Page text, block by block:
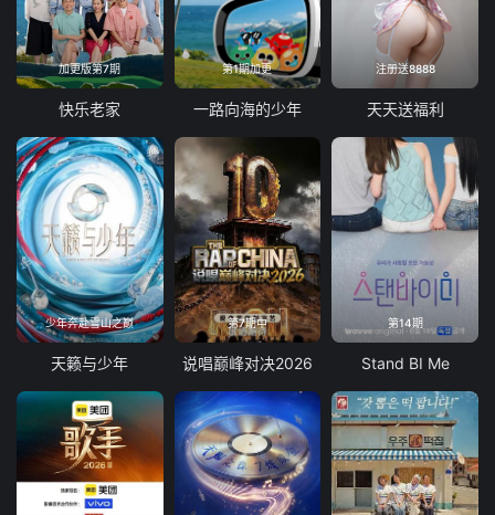
加更版第7期
快乐老家
第1期加更
一路向海的少年
注册送8888
天天送福利
少年奔赴雪山之巅
天籁与少年
第7期中
说唱巅峰对决2026
第14期
Stand BI Me